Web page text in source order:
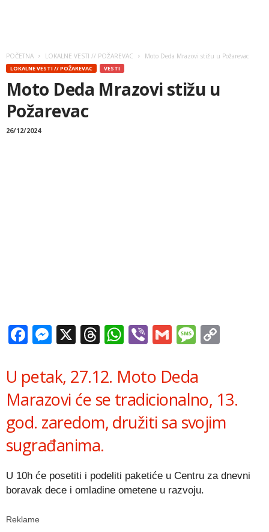
POČETNA LOKALNE VESTI // POŽAREVAC Moto Deda Mrazovi stižu u Požarevac
LOKALNE VESTI // POŽAREVAC VESTI
Moto Deda Mrazovi stižu u
Požarevac
26/12/2024
Facebook
Messenger
X Threads
WhatsApp
ViberGmail
U petak, 27.12. Moto Deda
Marazovi će se tradicionalno, 13.
god. zaredom, družiti sa svojim
sugrađanima.
U 10h će posetiti i podeliti paketiće u Centru za dnevni
boravak dece i omladine ometene u razvoju.
Reklame